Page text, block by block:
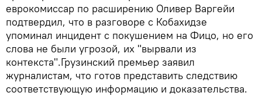
еврокомиссар по расширению Оливер Варгейи
подтвердил, что в разговоре с Кобахидзе
упоминал инцидент с покушением на Фицо, но его
слова не были угрозой, их "вырвали из
контекста".Грузинский премьер заявил
журналистам, что готов представить следствию
соответствующую информацию и доказательства.